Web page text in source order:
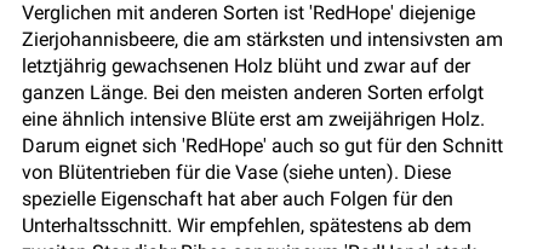
Verglichen mit anderen Sorten ist 'RedHope' diejenige
Zierjohannisbeere, die am stärksten und intensivsten am
letztjährig gewachsenen Holz blüht und zwar auf der
ganzen Länge. Bei den meisten anderen Sorten erfolgt
eine ähnlich intensive Blüte erst am zweijährigen Holz.
Darum eignet sich 'RedHope' auch so gut für den Schnitt
von Blütentrieben für die Vase (siehe unten). Diese
spezielle Eigenschaft hat aber auch Folgen für den
Unterhaltsschnitt. Wir empfehlen, spätestens ab dem